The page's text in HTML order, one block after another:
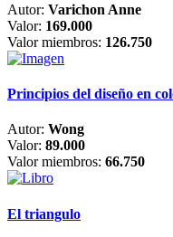
Autor: Varichon Anne
Valor: 169.000
Valor miembros: 126.750
Principios del diseño en
Autor: Wong
Valor: 89.000
Valor miembros: 66.750
El triangulo